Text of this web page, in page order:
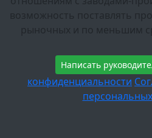
возможность поставлять
рыночных и по меньшим
Написать
конфиденциальности